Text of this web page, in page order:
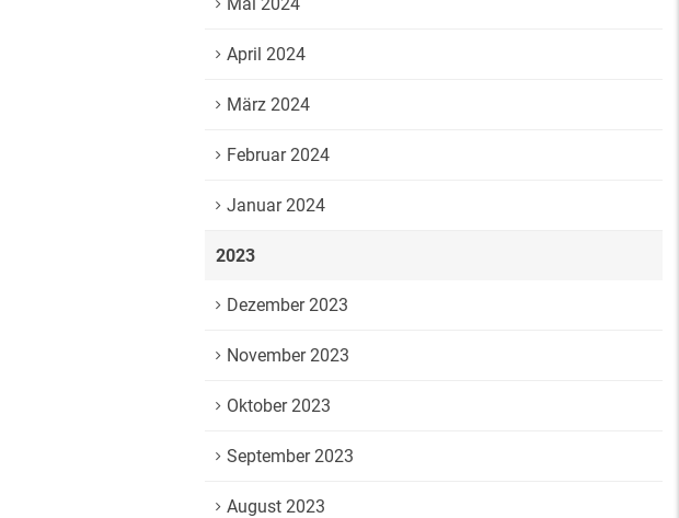
April 2024
März 2024
Februar 2024
Januar 2024
2023
Dezember 2023
November 2023
Oktober 2023
September 2023
August 2023